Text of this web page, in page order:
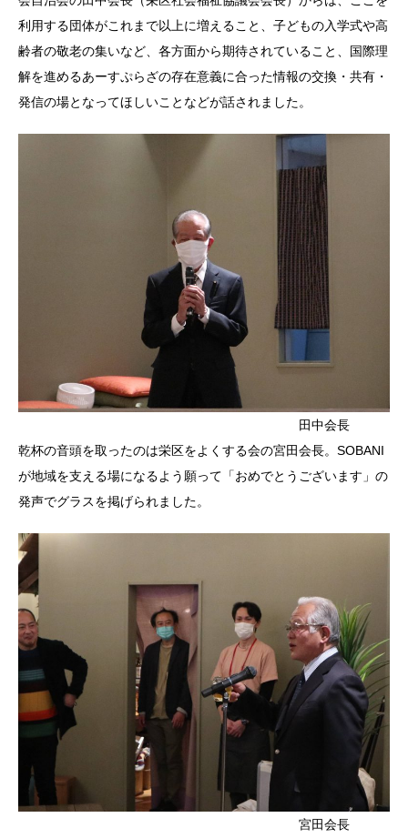
利用する団体がこれまで以上に増えること、子どもの入学式や高
齢者の敬老の集いなど、各方面から期待されていること、国際理
解を進めるあーすぷらざの存在意義に合った情報の交換・共有・
発信の場となってほしいことなどが話されました。
田中会長
乾杯の音頭を取ったのは栄区をよくする会の宮田会長。SOBANI
が地域を支える場になるよう願って「おめでとうございます」の
発声でグラスを掲げられました。
宮田会長